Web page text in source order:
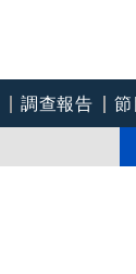
調查報告